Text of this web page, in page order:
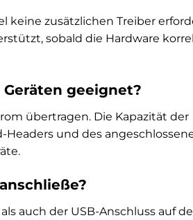
keine zusätzlichen Treiber
sobald die Hardware
geeignet?
übertragen. Die Kapazität der
und des
auch der USB-Anschluss auf